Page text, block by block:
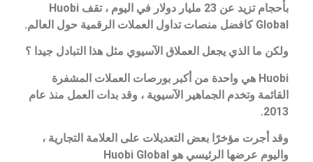
بأحجام تزيد عن 23 مليار دولار في اليوم ، تقف Huobi
Global كافضل منصات تداول العملات الرقمية
حول العالم.
ولكن ما الذي يجعل العملاق الآسيوي مثل هذا التبادل جيدا ؟
Huobi هي واحدة من أكبر بورصات العملات المشفرة
القائمة وتخدم الجماهير الآسيوية ، وقد بدات العمل منذ عام
2013.
وقد أجرت مؤخرًا بعض التعديلات على العلامة التجارية ،
واليوم عرضها الرئيسي هو Huobi Global